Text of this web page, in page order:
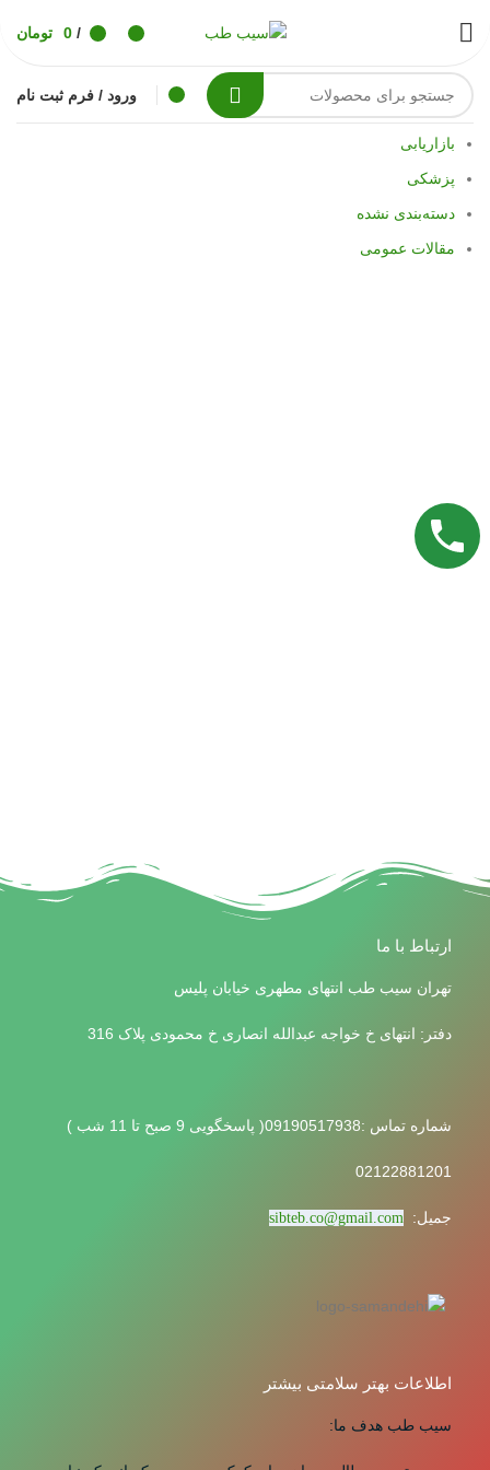
/
0 تومان
ورود / فرم ثبت نام
پیشخوان
دسته بندی ها
بازاریابی
پزشکی
دسته‌بندی نشده
مقالات عمومی
ارتباط با ما
تهران سیب طب انتهای مطهری خیابان پلیس
دفتر: انتهای خ خواجه عبدالله انصاری خ محمودی پلاک 316
شماره تماس :09190517938( پاسخگویی 9 صبح تا 11 شب )
02122881201
جمیل: sibteb.co@gmail.com
اطلاعات بهتر سلامتی بیشتر
سیب طب هدف ما: